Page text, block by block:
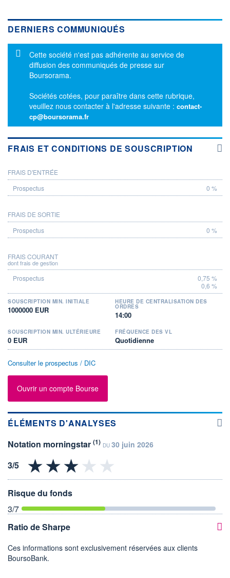
DERNIERS COMMUNIQUÉS
Message d'information
Cette société n'est pas adhérente au service de
diffusion des communiqués de presse sur
Boursorama.
Sociétés cotées, pour paraître dans cette rubrique,
veuillez nous contacter à l'adresse suivante : contact-
cp@boursorama.fr
FRAIS ET CONDITIONS DE SOUSCRIPTION
PROSPECTUS
FRAIS D'ENTRÉE
0 %
FRAIS DE SORTIE
0 %
FRAIS COURANT
dont frais de gestion
0,75 %
0,6 %
SOUSCRIPTION MIN. INITIALE
1000000 EUR
HEURE DE CENTRALISATION DES
ORDRES
14:00
SOUSCRIPTION MIN. ULTÉRIEURE
0 EUR
FRÉQUENCE DES VL
Quotidienne
Consulter le prospectus / DIC
Ouvrir un compte Bourse
ÉLÉMENTS D'ANALYSES
Notation morningstar (1) DU 30 juin 2026
Risque du fonds
3/7
Ratio de Sharpe
Ces informations sont exclusivement réservées aux clients
BoursoBank.